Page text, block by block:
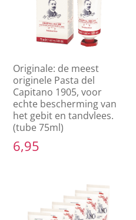
Originale: de meest
originele Pasta del
Capitano 1905, voor
echte bescherming van
het gebit en tandvlees.
(tube 75ml)
6,95